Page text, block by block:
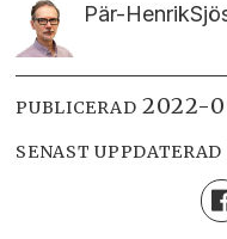
Pär-Henrik
PUBLICERAD 2022-
SENAST UPPDATERAD